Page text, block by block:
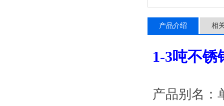
产品介绍 相
1-3吨不
产品别名：